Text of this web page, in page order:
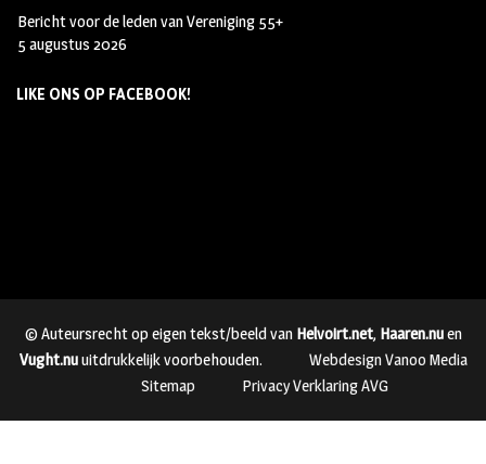
Bericht voor de leden van Vereniging 55+
5 augustus 2026
LIKE ONS OP FACEBOOK!
© Auteursrecht op eigen tekst/beeld van Helvoirt.net, Haaren.nuen
Vught.nuuitdrukkelijk voorbehouden.
Webdesign Vanoo Media
Sitemap
Privacy Verklaring AVG